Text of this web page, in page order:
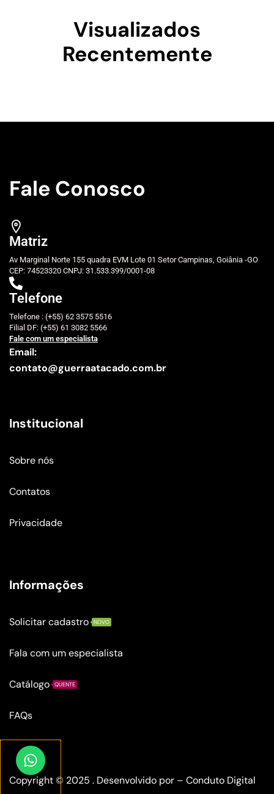
Visualizados
Recentemente
Fale Conosco
Matriz
Av Marginal Norte 155 quadra EVM Lote 01 Setor Campinas, Goiânia -GO
CEP: 74523320 CNPJ: 31.533.399/0001-08
Telefone
Telefone : (+55) 62 3575 5516
Filial DF: (+55) 61 3082 5566
Fale com um especialista
Email:
contato@guerraatacado.com.br
Institucional
Sobre nós
Contatos
Privacidade
Informações
Solicitar cadastro NOVO
Fala com um especialista
Catálogo QUENTE
FAQs
Copyright © 2025 . Desenvolvido por – Conduto Digital